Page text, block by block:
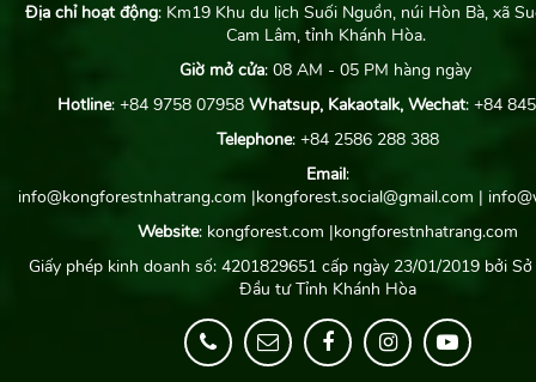
Địa chỉ hoạt động: Km19 Khu du lịch Suối Nguồn, núi Hòn Bà, xã
Cam Lâm, tỉnh Khánh Hòa.
Giờ mở cửa: 08 AM - 05 PM hàng ngày
Hotline: +84 9758 07958 Whatsup, Kakaotalk, Wechat: +84
Telephone: +84 2586 288 388
Email:
info@kongforestnhatrang.com |kongforest.social@gmail.com |
Website: kongforest.com |kongforestnhatrang.com
Giấy phép kinh doanh số: 4201829651 cấp ngày 23/01/2019 bởi Sở
Đầu tư Tỉnh Khánh Hòa